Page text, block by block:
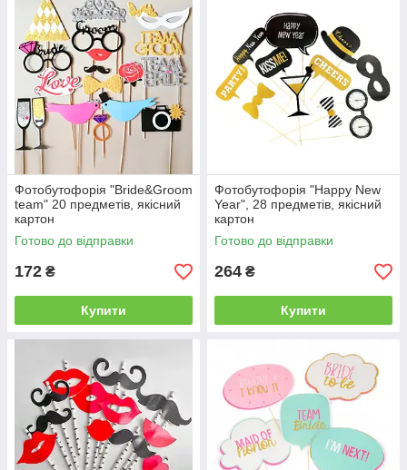
Фотобутофорія "Bride&Groom
team" 20 предметів, якісний
картон
Готово до відправки
172 ₴
Купити
Фотобутофорія "Happy New
Year", 28 предметів, якісний
картон
Готово до відправки
264 ₴
Купити